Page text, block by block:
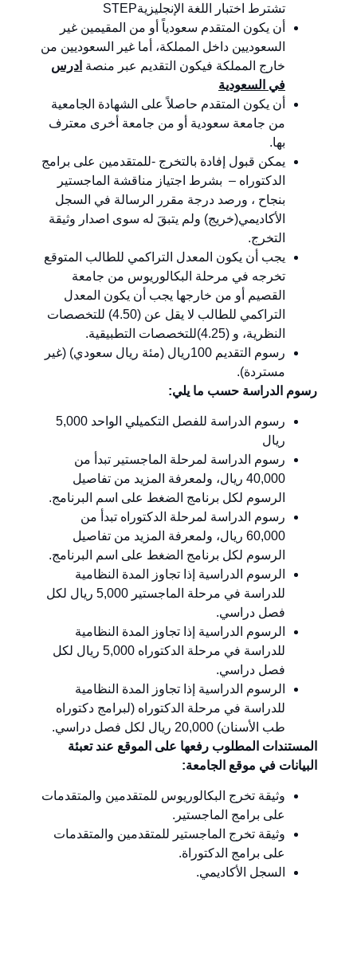
تشترط اختبار اللغة الإنجليزيةSTEP
أن يكون المتقدم سعودياً أو من المقيمين غير
السعوديين داخل المملكة، أما غير السعوديين من
خارج المملكة فيكون التقديم عبر منصة ادرس
في السعودية
أن يكون المتقدم حاصلاً على الشهادة الجامعية
من جامعة سعودية أو من جامعة أخرى معترف
بها.
يمكن قبول إفادة بالتخرج -للمتقدمين على برامج
الدكتوراه – بشرط اجتياز مناقشة الماجستير
بنجاح ، ورصد درجة مقرر الرسالة في السجل
الأكاديمي(خريج) ولم يتبقَ له سوى اصدار وثيقة
التخرج.
يجب أن يكون المعدل التراكمي للطالب المتوقع
تخرجه في مرحلة البكالوريوس من جامعة
القصيم أو من خارجها يجب أن يكون المعدل
التراكمي للطالب لا يقل عن (4.50) للتخصصات
النظرية، و (4.25)للتخصصات التطبيقية.
رسوم التقديم 100ريال (مئة ريال سعودي) (غير
مستردة).
رسوم الدراسة حسب ما يلي:
رسوم الدراسة للفصل التكميلي الواحد 5,000
ريال
رسوم الدراسة لمرحلة الماجستير تبدأ من
40,000 ريال، ولمعرفة المزيد من تفاصيل
الرسوم لكل برنامج الضغط على اسم البرنامج.
رسوم الدراسة لمرحلة الدكتوراه تبدأ من
60,000 ريال، ولمعرفة المزيد من تفاصيل
الرسوم لكل برنامج الضغط على اسم البرنامج.
الرسوم الدراسية إذا تجاوز المدة النظامية
للدراسة في مرحلة الماجستير 5,000 ريال لكل
فصل دراسي.
الرسوم الدراسية إذا تجاوز المدة النظامية
للدراسة في مرحلة الدكتوراه 5,000 ريال لكل
فصل دراسي.
الرسوم الدراسية إذا تجاوز المدة النظامية
للدراسة في مرحلة الدكتوراه (لبرامج دكتوراه
طب الأسنان) 20,000 ريال لكل فصل دراسي.
المستندات المطلوب رفعها على الموقع عند تعبئة
البيانات في موقع الجامعة:
وثيقة تخرج البكالوريوس للمتقدمين والمتقدمات
على برامج الماجستير.
وثيقة تخرج الماجستير للمتقدمين والمتقدمات
على برامج الدكتوراة.
السجل الأكاديمي.